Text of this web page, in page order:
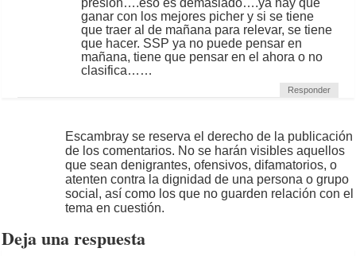
presión….eso es demasiado….ya hay que
ganar con los mejores picher y si se tiene
que traer al de mañana para relevar, se tiene
que hacer. SSP ya no puede pensar en
mañana, tiene que pensar en el ahora o no
clasifica……
Responder
Escambray se reserva el derecho de la publicación
de los comentarios. No se harán visibles aquellos
que sean denigrantes, ofensivos, difamatorios, o
atenten contra la dignidad de una persona o grupo
social, así como los que no guarden relación con el
tema en cuestión.
Deja una respuesta